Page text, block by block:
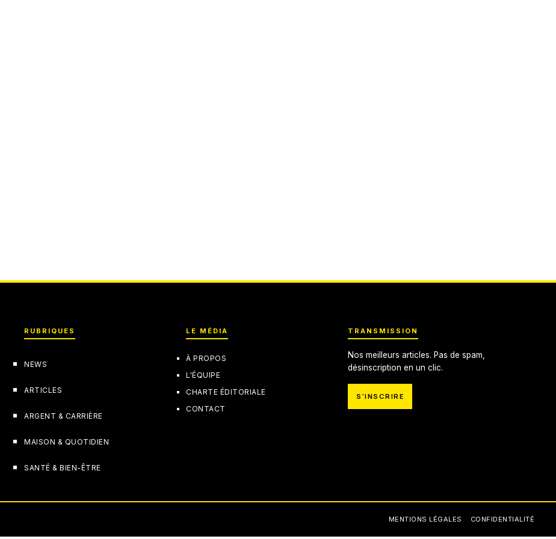
RUBRIQUES
NEWS
ARTICLES
ARGENT & CARRIÈRE
MAISON & QUOTIDIEN
SANTÉ & BIEN-ÊTRE
LE MÉDIA
À PROPOS
L'ÉQUIPE
CHARTE ÉDITORIALE
CONTACT
TRANSMISSION
Nos meilleurs articles. Pas de spam,
désinscription en un clic.
S'INSCRIRE
MENTIONS LÉGALES CONFIDENTIALITÉ